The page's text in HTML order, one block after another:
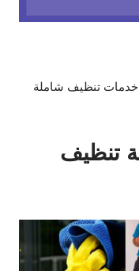
خدمات تنظيف شاملة
تنظيف